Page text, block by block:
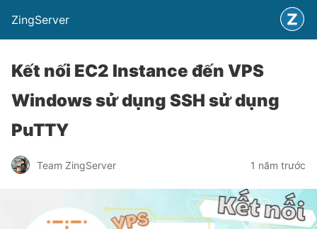
ZingServer
Kết nối EC2 Instance đến VPS
Windows sử dụng SSH sử dụng
PuTTY
Team ZingServer 1 năm trước